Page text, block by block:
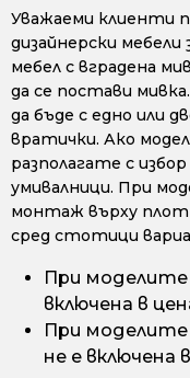
Уважаеми клиенти
дизайнерски
мебел с вградена
да се постави
да бъде с едно или
вратички. Ако
разполагате с
умивалници. При
монтаж върху плот
сред стотици
При моделите
включена в
При моделите
не е включена